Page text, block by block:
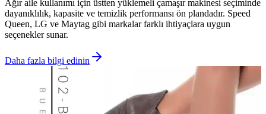
Ağır aile kullanımı için üstten yüklemeli çamaşır makinesi seçiminde
dayanıklılık, kapasite ve temizlik performansı ön plandadır. Speed
Queen, LG ve Maytag gibi markalar farklı ihtiyaçlara uygun
seçenekler sunar.
Daha fazla bilgi edinin